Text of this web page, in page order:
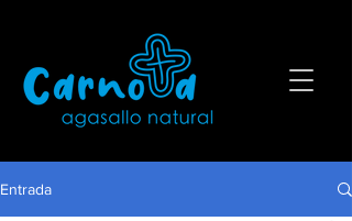
Entrada